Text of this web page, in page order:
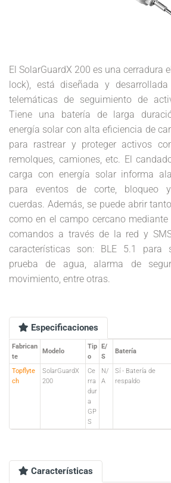
El SolarGuardX 200 es una cerradura
lock), está diseñada y
telemáticas de seguimiento de
Tiene una batería de larga
energía solar con alta eficiencia de
para rastrear y proteger activos
remolques, camiones, etc. El
carga con energía solar informa
para eventos de corte, bloqueo
cuerdas. Además, se puede abrir
como en el campo cercano mediante
comandos a través de la red y
características son: BLE 5.1 para
prueba de agua, alarma de
movimiento, entre otras.
Especificaciones
Fabrican
te
Modelo
Tip
o
E/
S
Batería
Topflyte
ch
SolarGuardX
200
Ce
rra
dur
a
GP
S
N/
A
Sí - Batería de
respaldo
Características